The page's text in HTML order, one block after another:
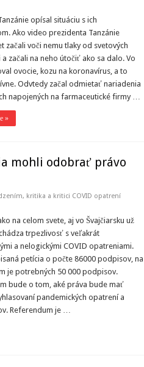
opísal situáciu s ich
Ako video prezidenta Tanzánie
začali voči nemu tlaky od svetových
začali na neho útočiť ako sa dalo. Vo
ovocie, kozu na koronavírus, a to
Odvtedy začal odmietať nariadenia
napojených na farmaceutické firmy …
»
mohli odobrať právo
, kritika a kritici COVID opatrení
na celom svete, aj vo Švajčiarsku už
trpezlivosť s veľakrát
a nelogickými COVID opatreniami.
petícia o počte 86000 podpisov, na
je potrebných 50 000 podpisov.
bude o tom, aké práva bude mať
pandemických opatrení a
Referendum je …